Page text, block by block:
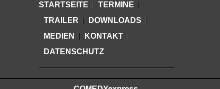
STARTSEITE
TERMINE
TRAILER
DOWNLOADS
MEDIEN
KONTAKT
DATENSCHUTZ